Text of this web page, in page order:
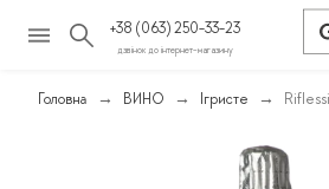
+38 (063) 250-33-23
дзвінок до інтернет-магазину
Головна ВИНО Ігристе